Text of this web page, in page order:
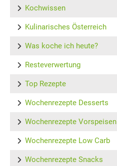
Kochwissen
Kulinarisches Österreich
Was koche ich heute?
Resteverwertung
Top Rezepte
Wochenrezepte Desserts
Wochenrezepte Vorspeisen
Wochenrezepte Low Carb
Wochenrezepte Snacks